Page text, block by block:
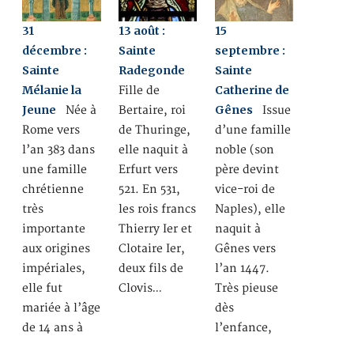
31
décembre :
Sainte
Mélanie la
Jeune Née à
Rome vers
l’an 383 dans
une famille
chrétienne
très
importante
aux origines
impériales,
elle fut
mariée à l’âge
de 14 ans à
13 août :
Sainte
Radegonde
Fille de
Bertaire, roi
de Thuringe,
elle naquit à
Erfurt vers
521. En 531,
les rois francs
Thierry Ier et
Clotaire Ier,
deux fils de
Clovis…
15
septembre :
Sainte
Catherine de
Gênes Issue
d’une famille
noble (son
père devint
vice-roi de
Naples), elle
naquit à
Gênes vers
l’an 1447.
Très pieuse
dès
l’enfance,